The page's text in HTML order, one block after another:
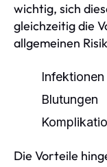
wichtig, sich
gleichzeitig die
allgemeinen
Infektionen
Blutungen
Die Vorteile